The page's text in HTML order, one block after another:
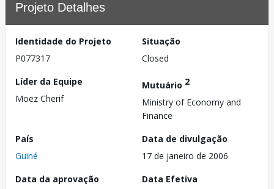
Projeto Detalhes
Identidade do Projeto
P077317
Situação
Closed
Líder da Equipe
Moez Cherif
Mutuário 2
Ministry of Economy and
Finance
País
Guiné
Data de divulgação
17 de janeiro de 2006
Data da aprovação
Data Efetiva